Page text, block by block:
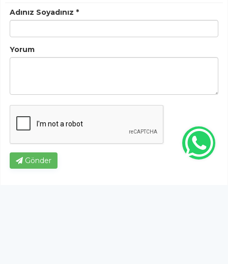
Adınız Soyadınız *
Yorum
Gönder